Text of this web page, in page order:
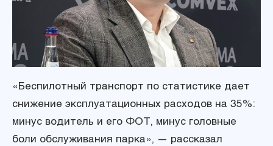
«Беспилотный транспорт по статистике дает
снижение эксплуатационных расходов на 35%:
минус водитель и его ФОТ, минус головные
боли обслуживания парка», — рассказал